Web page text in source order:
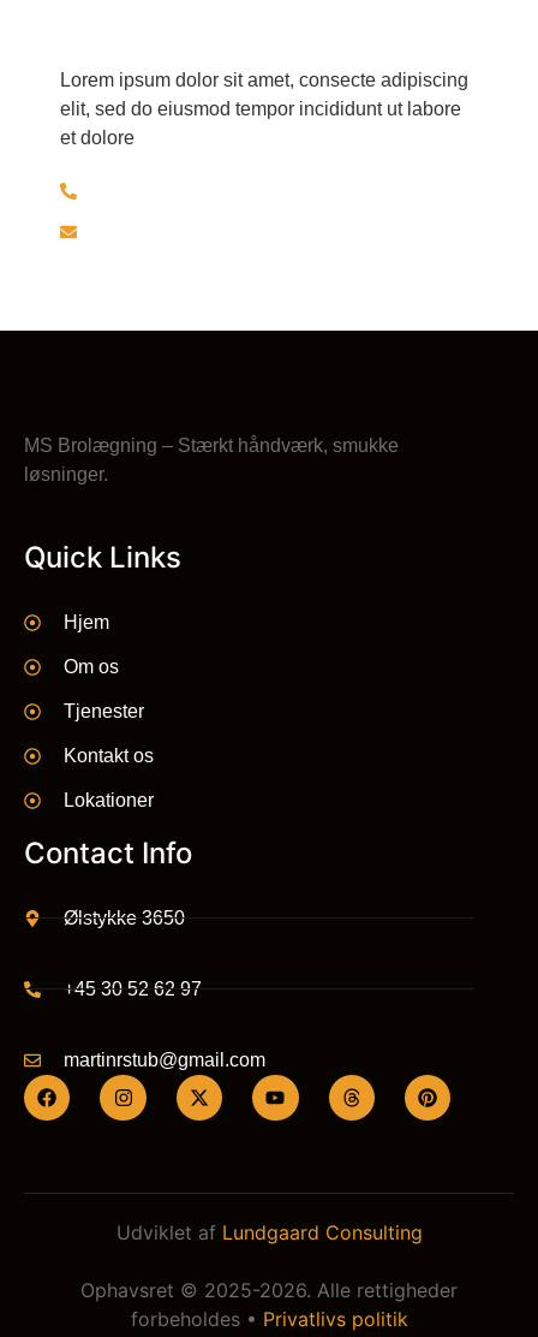
Lorem ipsum dolor sit amet, consecte adipiscing
elit, sed do eiusmod tempor incididunt ut labore
et dolore
MS Brolægning – Stærkt håndværk, smukke
løsninger.
Quick Links
Hjem
Om os
Tjenester
Kontakt os
Lokationer
Contact Info
Ølstykke 3650
+45 30 52 62 97
martinrstub@gmail.com
Udviklet af Lundgaard Consulting
Ophavsret © 2025-2026. Alle rettigheder
forbeholdes • Privatlivs politik